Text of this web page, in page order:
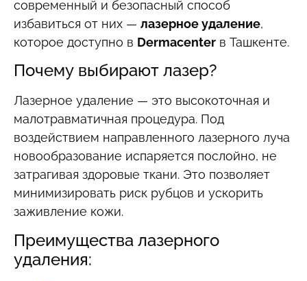
современный и безопасный способ
избавиться от них — лазерное удаление,
которое доступно в Dermacenter в Ташкенте.
Почему выбирают лазер?
Лазерное удаление — это высокоточная и
малотравматичная процедура. Под
воздействием направленного лазерного луча
новообразование испаряется послойно, не
затрагивая здоровые ткани. Это позволяет
минимизировать риск рубцов и ускорить
заживление кожи.
Преимущества лазерного
удаления: